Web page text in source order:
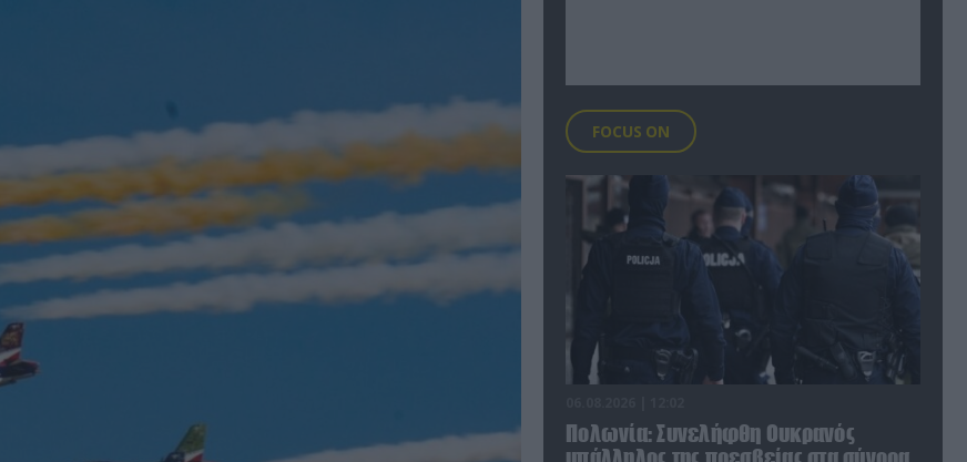
FOCUS ON
Πολωνία: Συνελήφθη Ουκρανός